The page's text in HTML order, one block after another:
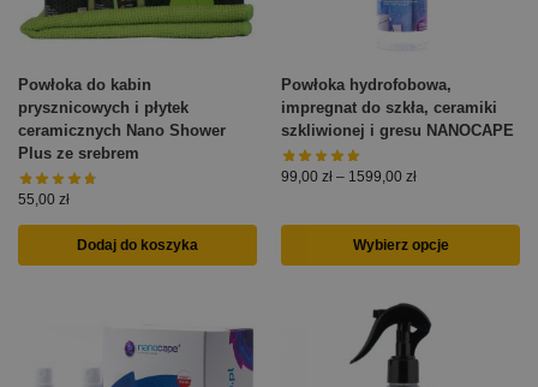
Powłoka do kabin
prysznicowych i płytek
ceramicznych Nano Shower
Plus ze srebrem
55,00 zł
Dodaj do koszyka
Powłoka hydrofobowa,
impregnat do szkła, ceramiki
szkliwionej i gresu NANOCAPE
99,00 zł – 1599,00 zł
Wybierz opcje